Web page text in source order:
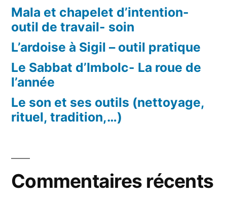
Mala et chapelet d’intention-
outil de travail- soin
L’ardoise à Sigil – outil pratique
Le Sabbat d’Imbolc- La roue de
l’année
Le son et ses outils (nettoyage,
rituel, tradition,…)
Commentaires récents